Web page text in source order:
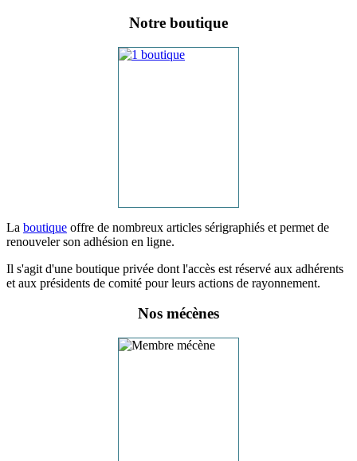
Notre boutique
La boutique offre de nombreux articles sérigraphiés et permet de
renouveler son adhésion en ligne.
Il s'agit d'une boutique privée dont l'accès est réservé aux adhérents
et aux présidents de comité pour leurs actions de rayonnement.
Nos mécènes